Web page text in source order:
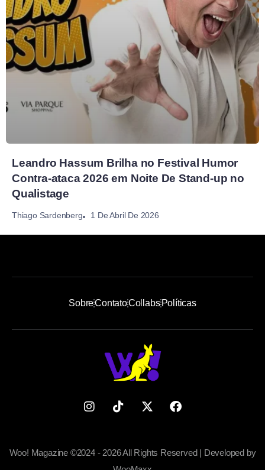
Leandro Hassum Brilha no Festival Humor
Contra-ataca 2026 em Noite De Stand-up no
Qualistage
Thiago Sardenberg 1 De Abril De 2026
SobreContatoCollabsPolíticas
Woo! Magazine ©2024 - 2026 All Rights Reserved | Developed by